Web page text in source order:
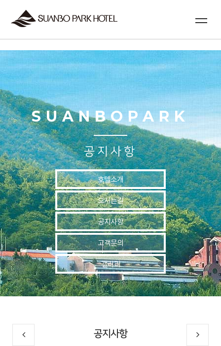
SUANBOPARK
공지사항
호텔소개
오시는길
공지사항
고객문의
갤러리
공지사항